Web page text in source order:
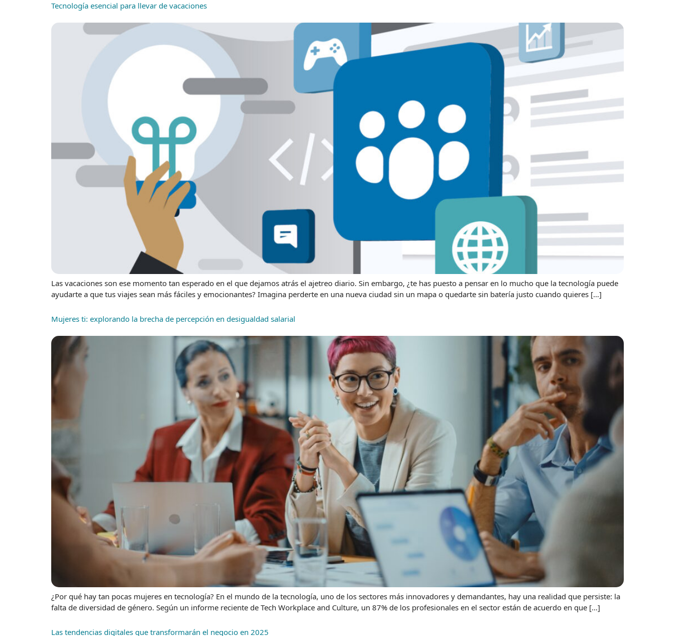
Tecnología esencial para llevar de vacaciones
Las vacaciones son ese momento tan esperado en el que dejamos atrás el ajetreo diario. Sin embargo, ¿te has puesto a pensar en lo mucho que la tecnología puede
ayudarte a que tus viajes sean más fáciles y emocionantes? Imagina perderte en una nueva ciudad sin un mapa o quedarte sin batería justo cuando quieres […]
Mujeres ti: explorando la brecha de percepción en desigualdad salarial
¿Por qué hay tan pocas mujeres en tecnología? En el mundo de la tecnología, uno de los sectores más innovadores y demandantes, hay una realidad que persiste: la
falta de diversidad de género. Según un informe reciente de Tech Workplace and Culture, un 87% de los profesionales en el sector están de acuerdo en que […]
Las tendencias digitales que transformarán el negocio en 2025